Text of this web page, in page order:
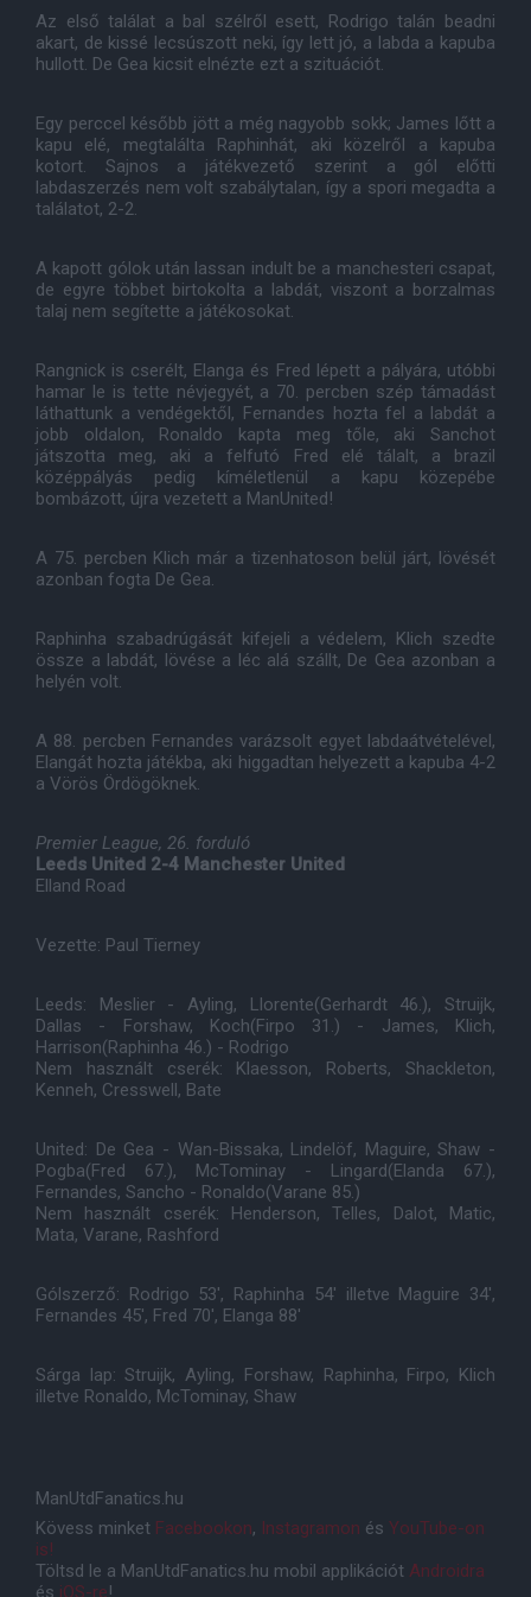
Az első találat a bal szélről esett, Rodrigo talán beadni
akart, de kissé lecsúszott neki, így lett jó, a labda a kapuba
hullott. De Gea kicsit elnézte ezt a szituációt.
Egy perccel később jött a még nagyobb sokk; James lőtt a
kapu elé, megtalálta Raphinhát, aki közelről a kapuba
kotort. Sajnos a játékvezető szerint a gól előtti
labdaszerzés nem volt szabálytalan, így a spori megadta a
találatot, 2-2.
A kapott gólok után lassan indult be a manchesteri csapat,
de egyre többet birtokolta a labdát, viszont a borzalmas
talaj nem segítette a játékosokat.
Rangnick is cserélt, Elanga és Fred lépett a pályára, utóbbi
hamar le is tette névjegyét, a 70. percben szép támadást
láthattunk a vendégektől, Fernandes hozta fel a labdát a
jobb oldalon, Ronaldo kapta meg tőle, aki Sanchot
játszotta meg, aki a felfutó Fred elé tálalt, a brazil
középpályás pedig kíméletlenül a kapu közepébe
bombázott, újra vezetett a ManUnited!
A 75. percben Klich már a tizenhatoson belül járt, lövését
azonban fogta De Gea.
Raphinha szabadrúgását kifejeli a védelem, Klich szedte
össze a labdát, lövése a léc alá szállt, De Gea azonban a
helyén volt.
A 88. percben Fernandes varázsolt egyet labdaátvételével,
Elangát hozta játékba, aki higgadtan helyezett a kapuba 4-2
a Vörös Ördögöknek.
Premier League, 26. forduló
Leeds United 2-4 Manchester United
Elland Road
Vezette: Paul Tierney
Leeds: Meslier - Ayling, Llorente(Gerhardt 46.), Struijk,
Dallas - Forshaw, Koch(Firpo 31.) - James, Klich,
Harrison(Raphinha 46.) - Rodrigo
Nem használt cserék: Klaesson, Roberts, Shackleton,
Kenneh, Cresswell, Bate
United: De Gea - Wan-Bissaka, Lindelöf, Maguire, Shaw -
Pogba(Fred 67.), McTominay - Lingard(Elanda 67.),
Fernandes, Sancho - Ronaldo(Varane 85.)
Nem használt cserék: Henderson, Telles, Dalot, Matic,
Mata, Varane, Rashford
Gólszerző: Rodrigo 53', Raphinha 54' illetve Maguire 34',
Fernandes 45', Fred 70', Elanga 88'
Sárga lap: Struijk, Ayling, Forshaw, Raphinha, Firpo, Klich
illetve Ronaldo, McTominay, Shaw
ManUtdFanatics.hu
Kövess minket Facebookon, Instagramon és YouTube-on
is!
Töltsd le a ManUtdFanatics.hu mobil applikációt Androidra
és iOS-re!